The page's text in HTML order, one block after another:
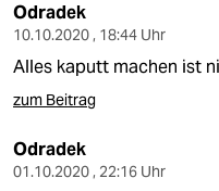
Odradek
10.10.2020 , 18:44 Uhr
Alles kaputt machen ist
zum Beitrag
Odradek
01.10.2020 , 22:16 Uhr